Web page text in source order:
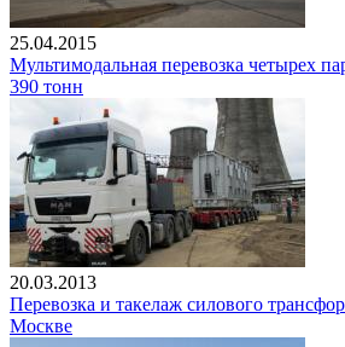
25.04.2015
Мультимодальная перевозка четырех
390 тонн
20.03.2013
Перевозка и такелаж силового
Москве